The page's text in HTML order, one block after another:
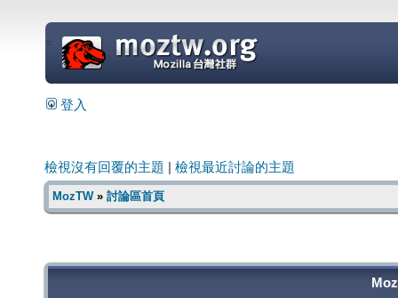
=
登入
檢視沒有回覆的主題 檢視最近討論的主題
MozTW» 討論區首頁